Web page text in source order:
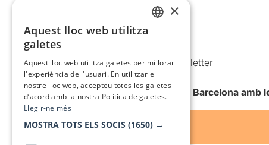
Política de cookies
Condicions d’ús
Comunicacions comercials i Newsletter
Anuncia’t
Vull rebre la newsletter de Teatre Barcelona
×
Aquest lloc web utilitza
galetes
Aquest lloc web utilitza galetes per millorar
l'experiència de l'usuari. En utilitzar el
nostre lloc web, accepteu totes les galetes
d’acord amb la nostra Política de galetes.
Llegir-ne més
MOSTRA TOTS ELS SOCIS (1650) →